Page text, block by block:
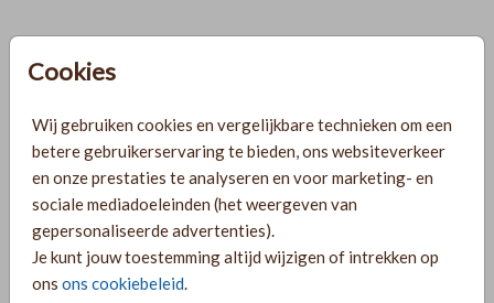
Cookies
Wij gebruiken cookies en vergelijkbare technieken om een
betere gebruikerservaring te bieden, ons websiteverkeer
en onze prestaties te analyseren en voor marketing- en
sociale mediadoeleinden (het weergeven van
gepersonaliseerde advertenties).
Je kunt jouw toestemming altijd wijzigen of intrekken op
ons ons cookiebeleid.
Formaten en prijzen
PRODUCTINFORMATIE
OMSCHRIJVING
Mooi trouwkaartje met oudroze en zwarte